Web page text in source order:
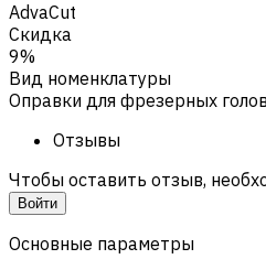
AdvaCut
Скидка
9%
Вид номенклатуры
Оправки для фрезерных
Отзывы
Чтобы оставить отзыв,
Войти
Основные параметры